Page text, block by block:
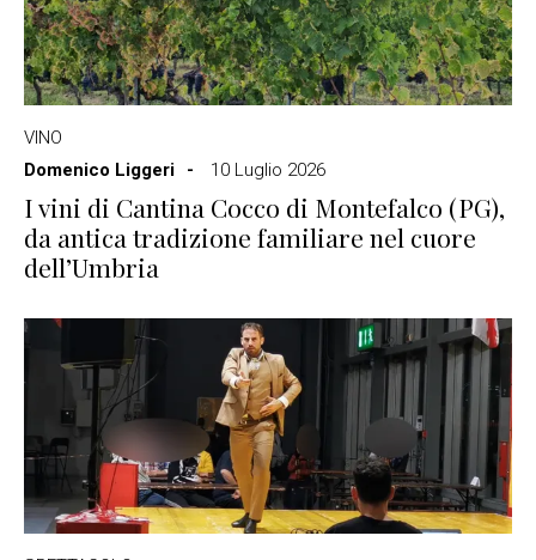
VINO
Domenico Liggeri
10 Luglio 2026
I vini di Cantina Cocco di Montefalco (PG),
da antica tradizione familiare nel cuore
dell’Umbria